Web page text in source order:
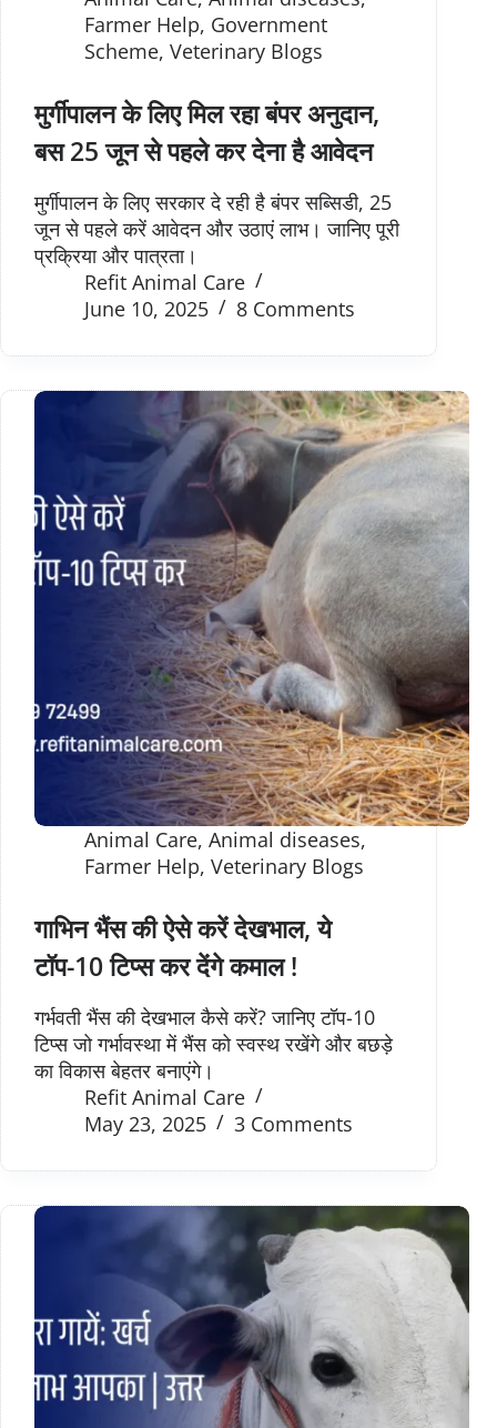
Farmer Help, Government
Scheme, Veterinary Blogs
मुर्गीपालन के लिए मिल रहा बंपर अनुदान,
बस 25 जून से पहले कर देना है आवेदन
मुर्गीपालन के लिए सरकार दे रही है बंपर सब्सिडी, 25
जून से पहले करें आवेदन और उठाएं लाभ। जानिए पूरी
प्रक्रिया और पात्रता।
Refit Animal Care
June 10, 2025
8 Comments
Animal Care, Animal diseases,
Farmer Help, Veterinary Blogs
गाभिन भैंस की ऐसे करें देखभाल, ये
टॉप-10 टिप्स कर देंगे कमाल !
गर्भवती भैंस की देखभाल कैसे करें? जानिए टॉप-10
टिप्स जो गर्भावस्था में भैंस को स्वस्थ रखेंगे और बछड़े
का विकास बेहतर बनाएंगे।
Refit Animal Care
May 23, 2025
3 Comments